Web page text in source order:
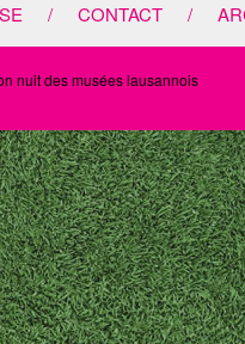
/ CONTACT /
nuit des musées lausannois